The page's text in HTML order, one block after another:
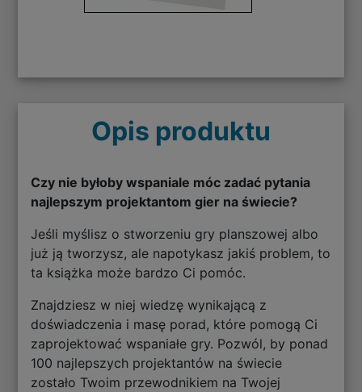
Opis produktu
Czy nie byłoby wspaniale móc zadać pytania
najlepszym projektantom gier na świecie?
Jeśli myślisz o stworzeniu gry planszowej albo
już ją tworzysz, ale napotykasz jakiś problem, to
ta książka może bardzo Ci pomóc.
Znajdziesz w niej wiedzę wynikającą z
doświadczenia i masę porad, które pomogą Ci
zaprojektować wspaniałe gry. Pozwól, by ponad
100 najlepszych projektantów na świecie
zostało Twoim przewodnikiem na Twojej